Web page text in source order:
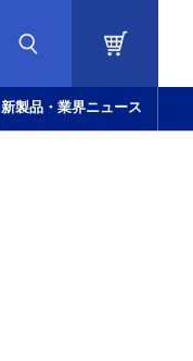
新製品・業界ニュース